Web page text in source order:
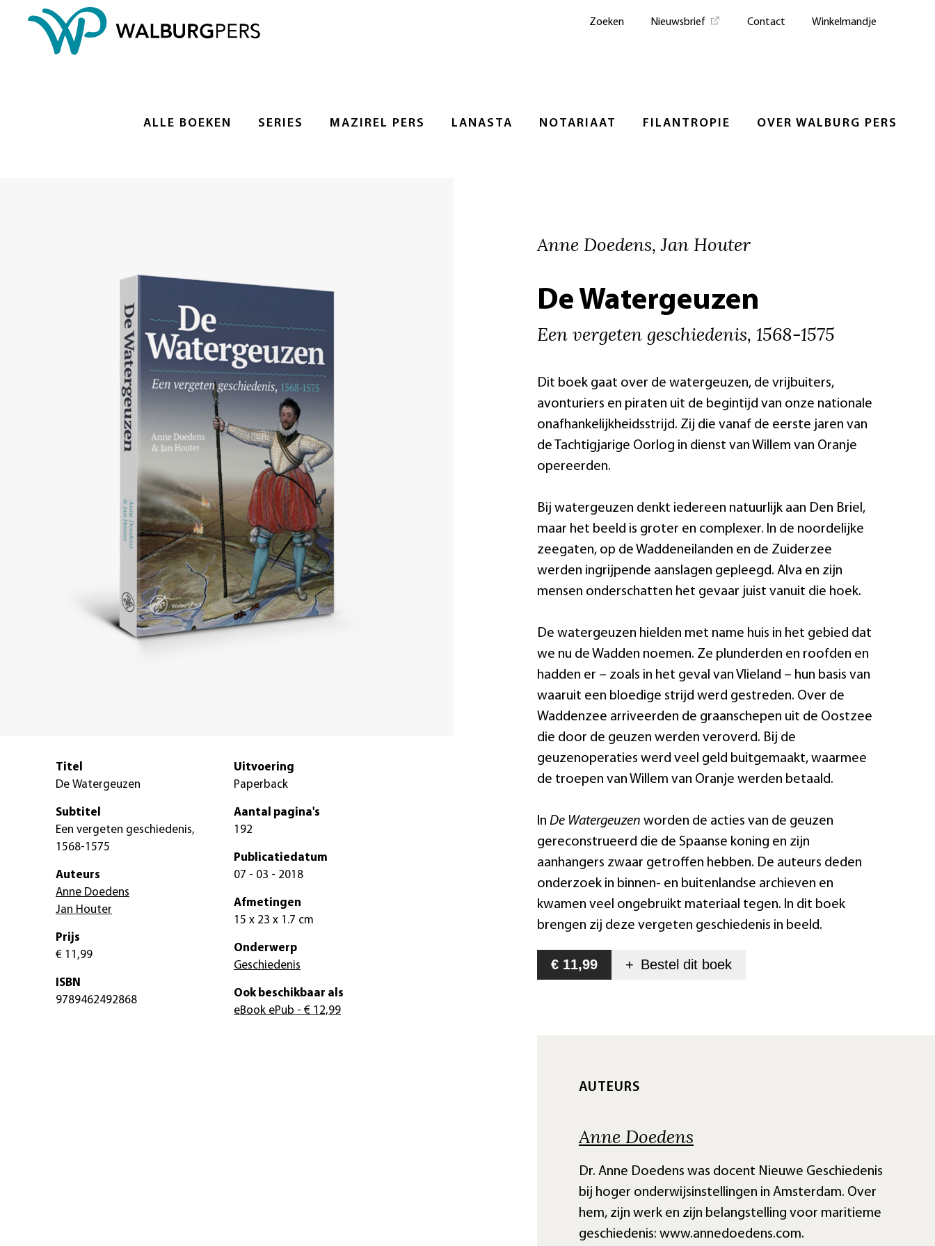
ALLE BOEKEN SERIES MAZIREL PERS LANASTA NOTARIAAT FILANTROPIE OVER WALBURG PERS
Zoeken Nieuwsbrief Contact Winkelmandje
Anne Doedens, Jan Houter
De Watergeuzen
Een vergeten geschiedenis, 1568-1575
Dit boek gaat over de watergeuzen, de vrijbuiters,
avonturiers en piraten uit de begintijd van onze nationale
onafhankelijkheidsstrijd. Zij die vanaf de eerste jaren van
de Tachtigjarige Oorlog in dienst van Willem van Oranje
opereerden.
Bij watergeuzen denkt iedereen natuurlijk aan Den Briel,
maar het beeld is groter en complexer. In de noordelijke
zeegaten, op de Waddeneilanden en de Zuiderzee
werden ingrijpende aanslagen gepleegd. Alva en zijn
mensen onderschatten het gevaar juist vanuit die hoek.
De watergeuzen hielden met name huis in het gebied dat
we nu de Wadden noemen. Ze plunderden en roofden en
hadden er – zoals in het geval van Vlieland – hun basis van
waaruit een bloedige strijd werd gestreden. Over de
Waddenzee arriveerden de graanschepen uit de Oostzee
die door de geuzen werden veroverd. Bij de
geuzenoperaties werd veel geld buitgemaakt, waarmee
de troepen van Willem van Oranje werden betaald.
In De Watergeuzen worden de acties van de geuzen
gereconstrueerd die de Spaanse koning en zijn
aanhangers zwaar getroffen hebben. De auteurs deden
onderzoek in binnen- en buitenlandse archieven en
kwamen veel ongebruikt materiaal tegen. In dit boek
brengen zij deze vergeten geschiedenis in beeld.
€ 11,99 + Bestel dit boek
AUTEURS
Anne Doedens
Dr. Anne Doedens was docent Nieuwe Geschiedenis
bij hoger onderwijsinstellingen in Amsterdam. Over
hem, zijn werk en zijn belangstelling voor maritieme
geschiedenis: www.annedoedens.com.
Titel
De Watergeuzen
Subtitel
Een vergeten geschiedenis,
1568-1575
Auteurs
Anne Doedens
Jan Houter
Prijs
€ 11,99
ISBN
9789462492868
Uitvoering
Paperback
Aantal pagina's
192
Publicatiedatum
07 - 03 - 2018
Afmetingen
15 x 23 x 1.7 cm
Onderwerp
Geschiedenis
Ook beschikbaar als
eBook ePub - € 12,99